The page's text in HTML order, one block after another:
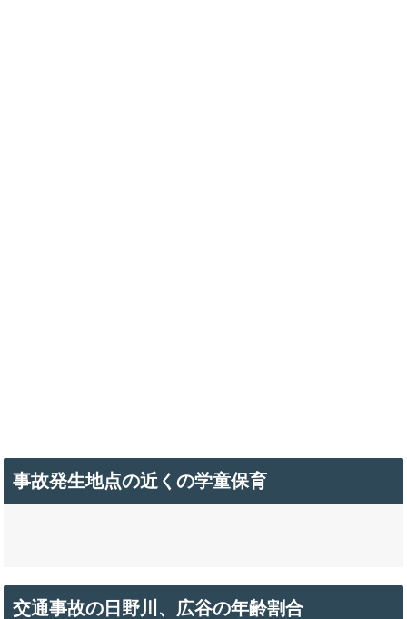
事故発生地点の近くの学童保育
交通事故の日野川、広谷の年齢割合